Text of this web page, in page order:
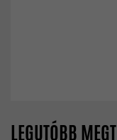
LEGUTÓBB